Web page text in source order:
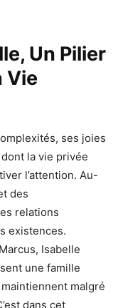
Un Pilier
Vie
ses joies
la vie privée
l’attention. Au-
des
relations
existences.
Isabelle
une famille
malgré
dans cet